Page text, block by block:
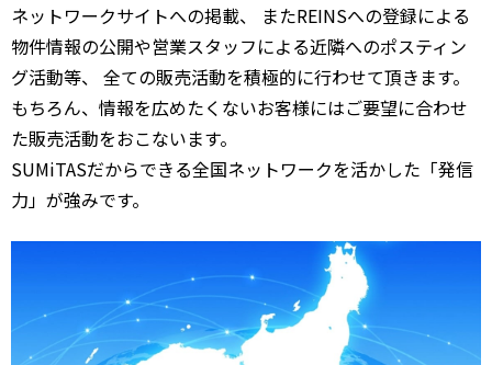
ネットワークサイトへの掲載、 またREINSへの登録による
物件情報の公開や営業スタッフによる近隣へのポスティン
グ活動等、 全ての販売活動を積極的に行わせて頂きます。
もちろん、情報を広めたくないお客様にはご要望に合わせ
た販売活動をおこないます。
SUMiTASだからできる全国ネットワークを活かした「発信
力」が強みです。